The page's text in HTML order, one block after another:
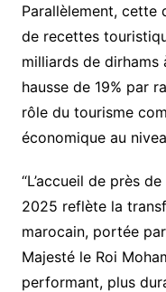
Parallèlement, cette
de recettes
milliards de
hausse de 19% par
rôle du tourisme
économique au
“L’accueil de près
2025 reflète la
marocain, portée
Majesté le Roi
performant, plus